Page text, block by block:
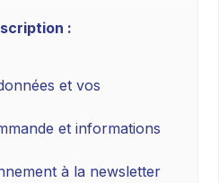
:
et vos
et informations
à la newsletter